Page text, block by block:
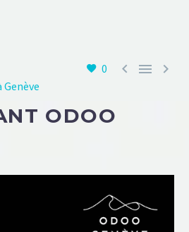
0   
Genève
ODOO